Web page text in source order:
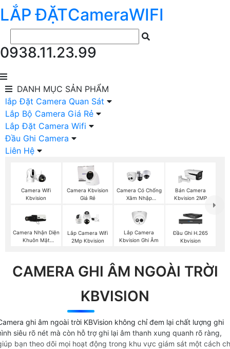
LẮP ĐẶTCameraWIFI
0938.11.23.99
DANH MỤC SẢN PHẨM
lắp Đặt Camera Quan Sát
Lắp Bộ Camera Giá Rẻ
Lắp Đặt Camera Wifi
Đầu Ghi Camera
Liên Hệ
Camera Wifi
Kbvision
Camera Kbvision
Giá Rẻ
Camera Có Chống
Xâm Nhập
Bán Camera
Kbvision 2MP
Camera Nhận Diện
Khuôn Mặt
Lắp Camera Wifi
2Mp Kbvision
Lắp Camera
Kbvision Ghi Âm
Đầu Ghi H.265
Kbvision
CAMERA GHI ÂM NGOÀI TRỜI
KBVISION
ghi âm ngoài trời KBVision không chỉ đem lại chất lượng ghi
siêu rõ nét mà còn hỗ trợ ghi lại âm thanh xung quanh rõ ràng,
bạn theo dõi mọi hoạt động trong khu vực giám sát một cách